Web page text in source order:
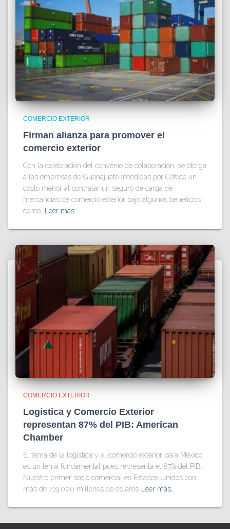
COMERCIO EXTERIOR
Firman alianza para promover el
comercio exterior
Con la celebración del convenio de colaboración, se otorga
a las empresas de Guanajuato atendidas por Cofoce un
costo menor al contratar un seguro de carga de
mercancías de comercio exterior bajo algunos beneficios
como, Leer más…
COMERCIO EXTERIOR
Logística y Comercio Exterior
representan 87% del PIB: American
Chamber
El tema de la logística y el comercio exterior para México
es un tema fundamental pues representa el 87% del PIB.
Nuestro primer socio comercial es Estados Unidos con
más de 719,000 millones de dólares
Leer más…